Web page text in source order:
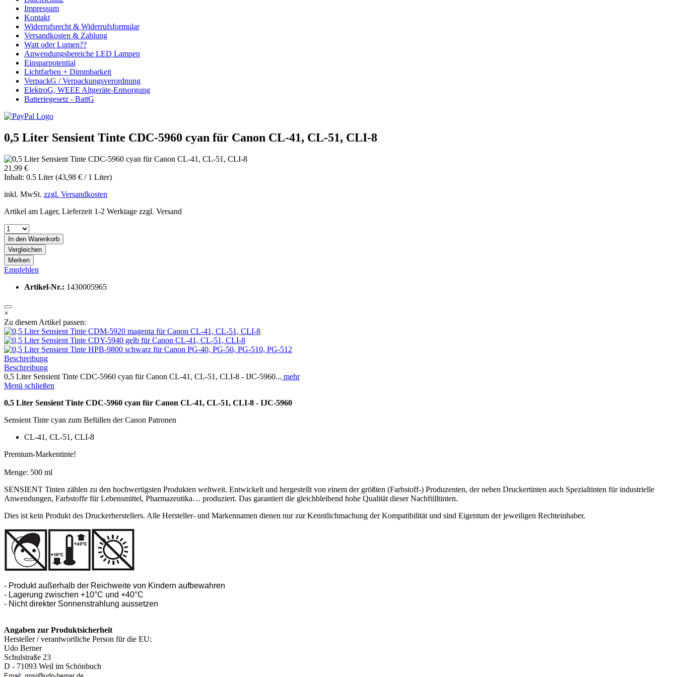
Impressum
Kontakt
Widerrufsrecht & Widerrufsformular
Versandkosten & Zahlung
Watt oder Lumen??
Anwendungsbereiche LED Lampen
Einsparpotential
Lichtfarben + Dimmbarkeit
VerpackG / Verpackungsverordnung
ElektroG, WEEE Altgeräte-Entsorgung
Batteriegesetz - BattG
0,5 Liter Sensient Tinte CDC-5960 cyan für Canon CL-41, CL-51, CLI-8
21,99 €
Inhalt: 0.5 Liter (43,98 € / 1 Liter)
inkl. MwSt. zzgl. Versandkosten
Artikel am Lager, Lieferzeit 1-2 Werktage zzgl. Versand
In den Warenkorb
Vergleichen
Merken
Empfehlen
Artikel-Nr.: 1430005965
×
Zu diesem Artikel passen:
Beschreibung
Beschreibung
0,5 Liter Sensient Tinte CDC-5960 cyan für Canon CL-41, CL-51, CLI-8 - IJC-5960... mehr
Menü schließen
0,5 Liter Sensient Tinte CDC-5960 cyan für Canon CL-41, CL-51, CLI-8 - IJC-5960
Sensient Tinte cyan zum Befüllen der Canon Patronen
CL-41, CL-51, CLI-8
Premium-Markentinte!
Menge: 500 ml
SENSIENT Tinten zählen zu den hochwertigsten Produkten weltweit. Entwickelt und hergestellt von einem der größten (Farbstoff-) Produzenten, der neben Druckertinten auch Spezialtinten für industrielle
Anwendungen, Farbstoffe für Lebensmittel, Pharmazeutika… produziert. Das garantiert die gleichbleibend hohe Qualität dieser Nachfülltinten.
Dies ist kein Produkt des Druckerherstellers. Alle Hersteller- und Markennamen dienen nur zur Kenntlichmachung der Kompatibilität und sind Eigentum der jeweiligen Rechteinhaber.
- Produkt außerhalb der Reichweite von Kindern aufbewahren
- Lagerung zwischen +10°C und +40°C
- Nicht direkter Sonnenstrahlung aussetzen
Angaben zur Produktsicherheit
Hersteller / verantwortliche Person für die EU:
Udo Berner
Schulstraße 23
D - 71093 Weil im Schönbuch